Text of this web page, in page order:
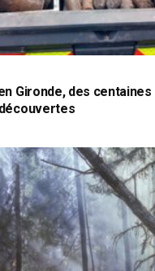
Gironde, des centaines